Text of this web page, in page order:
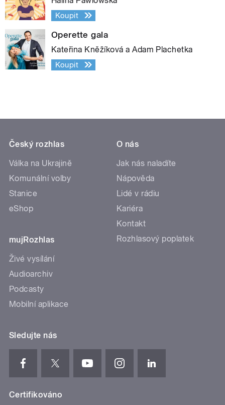
Koupit
Operette gala
Kateřina Kněžíková a Adam Plachetka
Koupit
Český rozhlas
Válka na Ukrajině
Komunální volby
Stanice
eShop
mujRozhlas
Živé vysílání
Audioarchiv
Podcasty
Mobilní aplikace
O nás
Jak nás naladíte
Nápověda
Lidé v rádiu
Kariéra
Kontakt
Rozhlasový poplatek
Sledujte nás
Certifikováno